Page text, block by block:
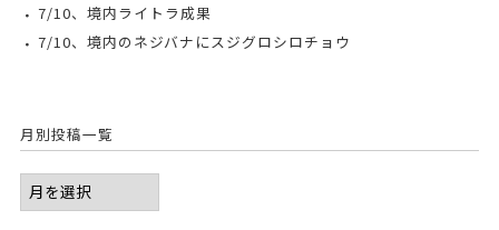
7/10、境内ライトラ成果
7/10、境内のネジバナにスジグロシロチョウ
月別投稿一覧